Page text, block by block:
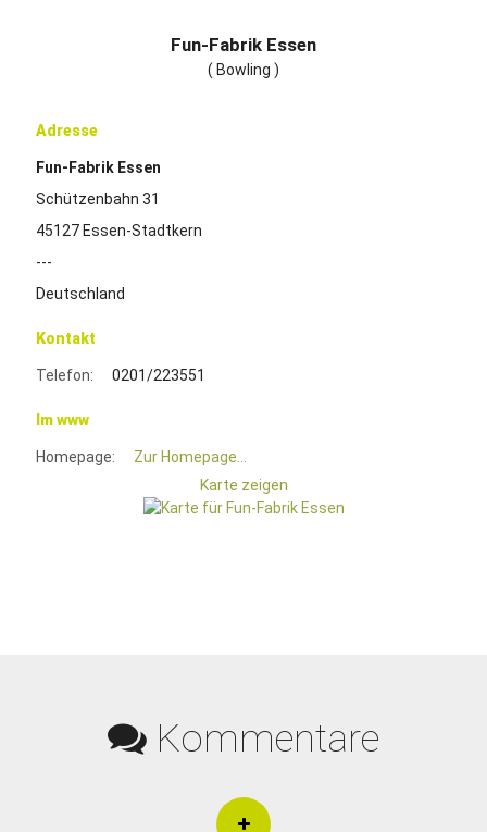
Fun-Fabrik Essen
( Bowling )
Adresse
Fun-Fabrik Essen
Schützenbahn 31
45127 Essen-Stadtkern
---
Deutschland
Kontakt
Telefon: 0201/223551
Im www
Homepage:
Zur Homepage...
Karte zeigen
Kommentare